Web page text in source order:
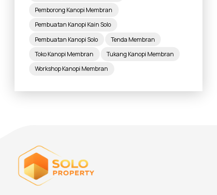
Pemborong Kanopi Membran
Pembuatan Kanopi Kain Solo
Pembuatan Kanopi Solo
Tenda Membran
Toko Kanopi Membran
Tukang Kanopi Membran
Workshop Kanopi Membran